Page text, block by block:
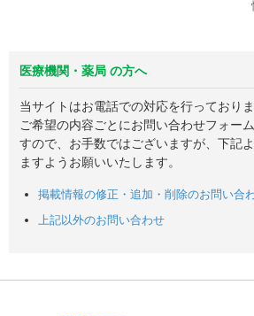
医療機関・薬局 の方へ
当サイトはお電話での対応を行っておりま
ご希望の内容ごとにお問い合わせフォー
すので、お手数ではございますが、下記
ますようお願いいたします。
掲載情報の修正・追加・削除のお問い合
上記以外のお問い合わせ